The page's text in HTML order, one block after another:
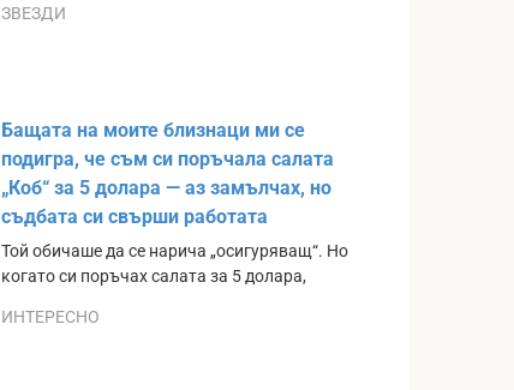
ЗВЕЗДИ
Бащата на моите близнаци ми се
подигра, че съм си поръчала салата
„Коб“ за 5 долара — аз замълчах, но
съдбата си свърши работата
Той обичаше да се нарича „осигуряващ“. Но
когато си поръчах салата за 5 долара,
ИНТЕРЕСНО